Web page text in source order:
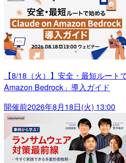
【8/18（火）】安全・最短ルート
Amazon Bedrock」導入ガイド
開催前2026年8月18日(火) 13:00